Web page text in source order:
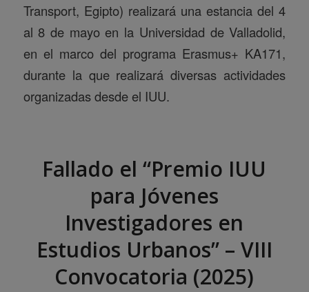
Transport, Egipto) realizará una estancia del 4
al 8 de mayo en la Universidad de Valladolid,
en el marco del programa Erasmus+ KA171,
durante la que realizará diversas actividades
organizadas desde el IUU.
Fallado el “Premio IUU
para Jóvenes
Investigadores en
Estudios Urbanos” – VIII
Convocatoria (2025)